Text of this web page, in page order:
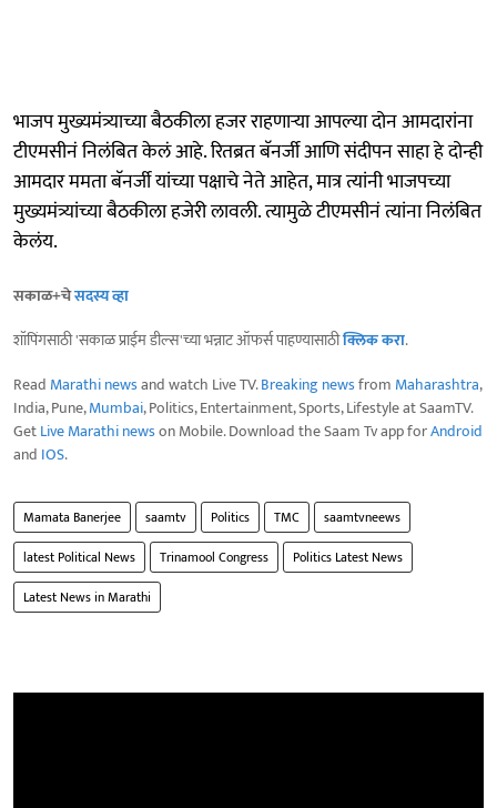
भाजप मुख्यमंत्र्याच्या बैठकीला हजर राहणाऱ्या आपल्या दोन आमदारांना
टीएमसीनं निलंबित केलं आहे. रितब्रत बॅनर्जी आणि संदीपन साहा हे दोन्ही
आमदार ममता बॅनर्जी यांच्या पक्षाचे नेते आहेत, मात्र त्यांनी भाजपच्या
मुख्यमंत्र्यांच्या बैठकीला हजेरी लावली. त्यामुळे टीएमसीनं त्यांना निलंबित
केलंय.
सकाळ+चेसदस्य व्हा
शॉपिंगसाठी 'सकाळ प्राईम डील्स'च्या भन्नाट ऑफर्स पाहण्यासाठीक्लिक करा.
Read Marathi newsand watch Live TV.Breaking newsfrom Maharashtra,
India, Pune,Mumbai, Politics, Entertainment, Sports, Lifestyle at SaamTV.
GetLive Marathi newson Mobile. Download the Saam Tv app forAndroid
and IOS.
Mamata Banerjee saamtv Politics TMC
saamtvneews
latest Political News
Trinamool Congress
Politics Latest News
Latest News in Marathi